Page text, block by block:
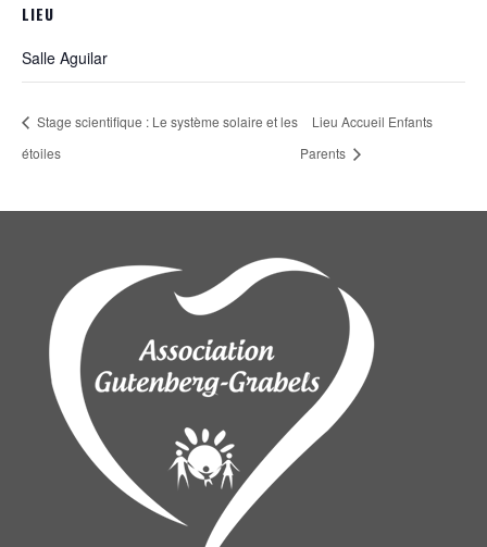
LIEU
Salle Aguilar
Stage scientifique : Le système solaire et les
étoiles
Lieu Accueil Enfants
Parents